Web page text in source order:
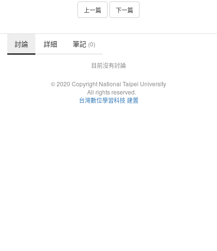
上一篇 下一篇
討論 詳細 筆記 (0)
目前沒有討論
© 2020 Copyright National Taipei University
All rights reserved.
台灣數位學習科技 建置